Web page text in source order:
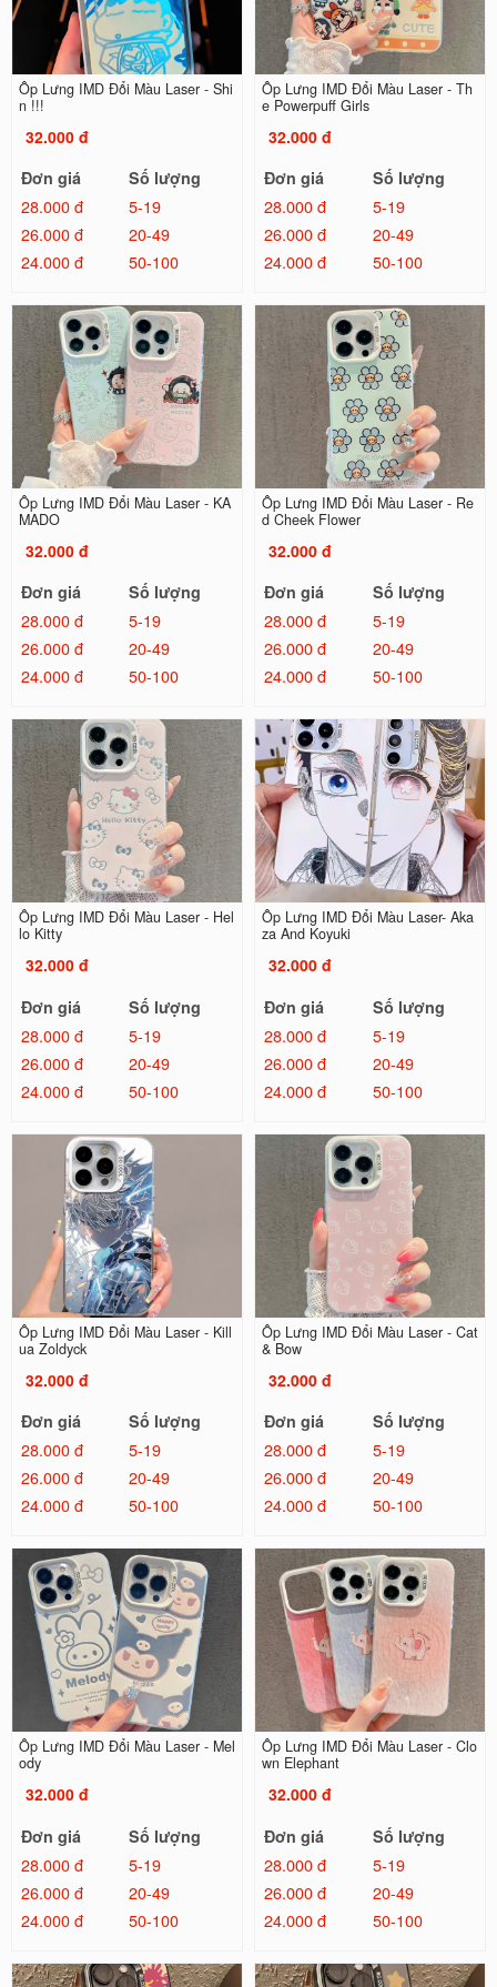
Ốp Lưng IMD Đổi Màu Laser - Shi
n !!!
32.000 đ
Đơn giá
Số lượng
28.000 đ
5-19
26.000 đ
20-49
24.000 đ
50-100
Ốp Lưng IMD Đổi Màu Laser - Th
e Powerpuff Girls
32.000 đ
Đơn giá
Số lượng
28.000 đ
5-19
26.000 đ
20-49
24.000 đ
50-100
Ốp Lưng IMD Đổi Màu Laser - KA
MADO
32.000 đ
Đơn giá
Số lượng
28.000 đ
5-19
26.000 đ
20-49
24.000 đ
50-100
Ốp Lưng IMD Đổi Màu Laser - Re
d Cheek Flower
32.000 đ
Đơn giá
Số lượng
28.000 đ
5-19
26.000 đ
20-49
24.000 đ
50-100
Ốp Lưng IMD Đổi Màu Laser - Hel
lo Kitty
32.000 đ
Đơn giá
Số lượng
28.000 đ
5-19
26.000 đ
20-49
24.000 đ
50-100
Ốp Lưng IMD Đổi Màu Laser- Aka
za And Koyuki
32.000 đ
Đơn giá
Số lượng
28.000 đ
5-19
26.000 đ
20-49
24.000 đ
50-100
Ốp Lưng IMD Đổi Màu Laser - Kill
ua Zoldyck
32.000 đ
Đơn giá
Số lượng
28.000 đ
5-19
26.000 đ
20-49
24.000 đ
50-100
Ốp Lưng IMD Đổi Màu Laser - Cat
& Bow
32.000 đ
Đơn giá
Số lượng
28.000 đ
5-19
26.000 đ
20-49
24.000 đ
50-100
Ốp Lưng IMD Đổi Màu Laser - Mel
ody
32.000 đ
Đơn giá
Số lượng
28.000 đ
5-19
26.000 đ
20-49
24.000 đ
50-100
Ốp Lưng IMD Đổi Màu Laser - Clo
wn Elephant
32.000 đ
Đơn giá
Số lượng
28.000 đ
5-19
26.000 đ
20-49
24.000 đ
50-100